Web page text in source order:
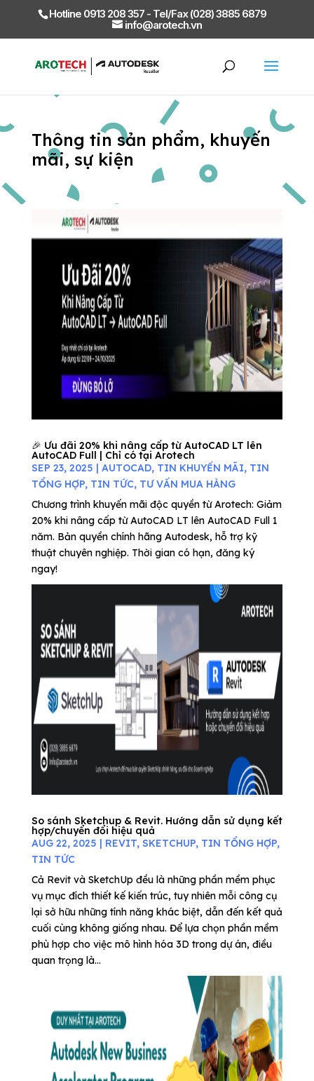
Hotline 0913 208 357 - Tel/Fax (028) 3885 6879
info@arotech.vn
Thông tin sản phẩm, khuyến
mãi, sự kiện
🎉 Ưu đãi 20% khi nâng cấp từ AutoCAD LT lên
AutoCAD Full | Chỉ có tại Arotech
SEP 23, 2025 | AUTOCAD, TIN KHUYẾN MÃI, TIN
TỔNG HỢP, TIN TỨC, TƯ VẤN MUA HÀNG
Chương trình khuyến mãi độc quyền từ Arotech: Giảm
20% khi nâng cấp từ AutoCAD LT lên AutoCAD Full 1
năm. Bản quyền chính hãng Autodesk, hỗ trợ kỹ
thuật chuyên nghiệp. Thời gian có hạn, đăng ký
ngay!
So sánh Sketchup & Revit. Hướng dẫn sử dụng kết
hợp/chuyển đổi hiệu quả
AUG 22, 2025 | REVIT, SKETCHUP, TIN TỔNG HỢP,
TIN TỨC
Cả Revit và SketchUp đều là những phần mềm phục
vụ mục đích thiết kế kiến trúc, tuy nhiên mỗi công cụ
lại sở hữu những tính năng khác biệt, dẫn đến kết quả
cuối cùng không giống nhau. Để lựa chọn phần mềm
phù hợp cho việc mô hình hóa 3D trong dự án, điều
quan trọng là...